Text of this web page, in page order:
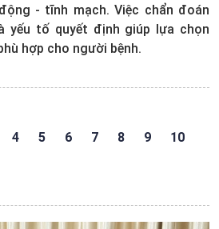
- tĩnh mạch. Việc chẩn đoán
yếu tố quyết định giúp lựa chọn
hợp cho người bệnh.
4 5 6 7 8 9
10